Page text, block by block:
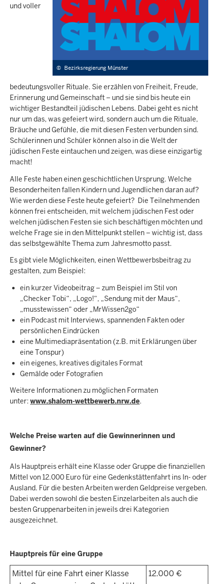
© Bezirksregierung Münster
und voller
bedeutungsvoller Rituale. Sie erzählen von Freiheit, Freude,
Erinnerung und Gemeinschaft – und sie sind bis heute ein
wichtiger Bestandteil jüdischen Lebens. Dabei geht es nicht
nur um das, was gefeiert wird, sondern auch um die Rituale,
Bräuche und Gefühle, die mit diesen Festen verbunden sind.
Schülerinnen und Schüler können also in die Welt der
jüdischen Feste eintauchen und zeigen, was diese einzigartig
macht!
Alle Feste haben einen geschichtlichen Ursprung. Welche
Besonderheiten fallen Kindern und Jugendlichen daran auf?
Wie werden diese Feste heute gefeiert? Die Teilnehmenden
können frei entscheiden, mit welchem jüdischen Fest oder
welchen jüdischen Festen sie sich beschäftigen möchten und
welche Frage sie in den Mittelpunkt stellen – wichtig ist, dass
das selbstgewählte Thema zum Jahresmotto passt.
Es gibt viele Möglichkeiten, einen Wettbewerbsbeitrag zu
gestalten, zum Beispiel:
ein kurzer Videobeitrag – zum Beispiel im Stil von
„Checker Tobi“, „Logo!“, „Sendung mit der Maus“,
„musstewissen“ oder „MrWissen2go“
ein Podcast mit Interviews, spannenden Fakten oder
persönlichen Eindrücken
eine Multimediapräsentation (z.B. mit Erklärungen über
eine Tonspur)
ein eigenes, kreatives digitales Format
Gemälde oder Fotografien
Weitere Informationen zu möglichen Formaten
unter: www.shalom-wettbewerb.nrw.de.
Welche Preise warten auf die Gewinnerinnen und
Gewinner?
Als Hauptpreis erhält eine Klasse oder Gruppe die finanziellen
Mittel von 12.000 Euro für eine Gedenkstättenfahrt ins In- oder
Ausland. Für die besten Arbeiten werden Geldpreise vergeben.
Dabei werden sowohl die besten Einzelarbeiten als auch die
besten Gruppenarbeiten in jeweils drei Kategorien
ausgezeichnet.
Hauptpreis für eine Gruppe
Mittel für eine Fahrt einer Klasse
12.000 €